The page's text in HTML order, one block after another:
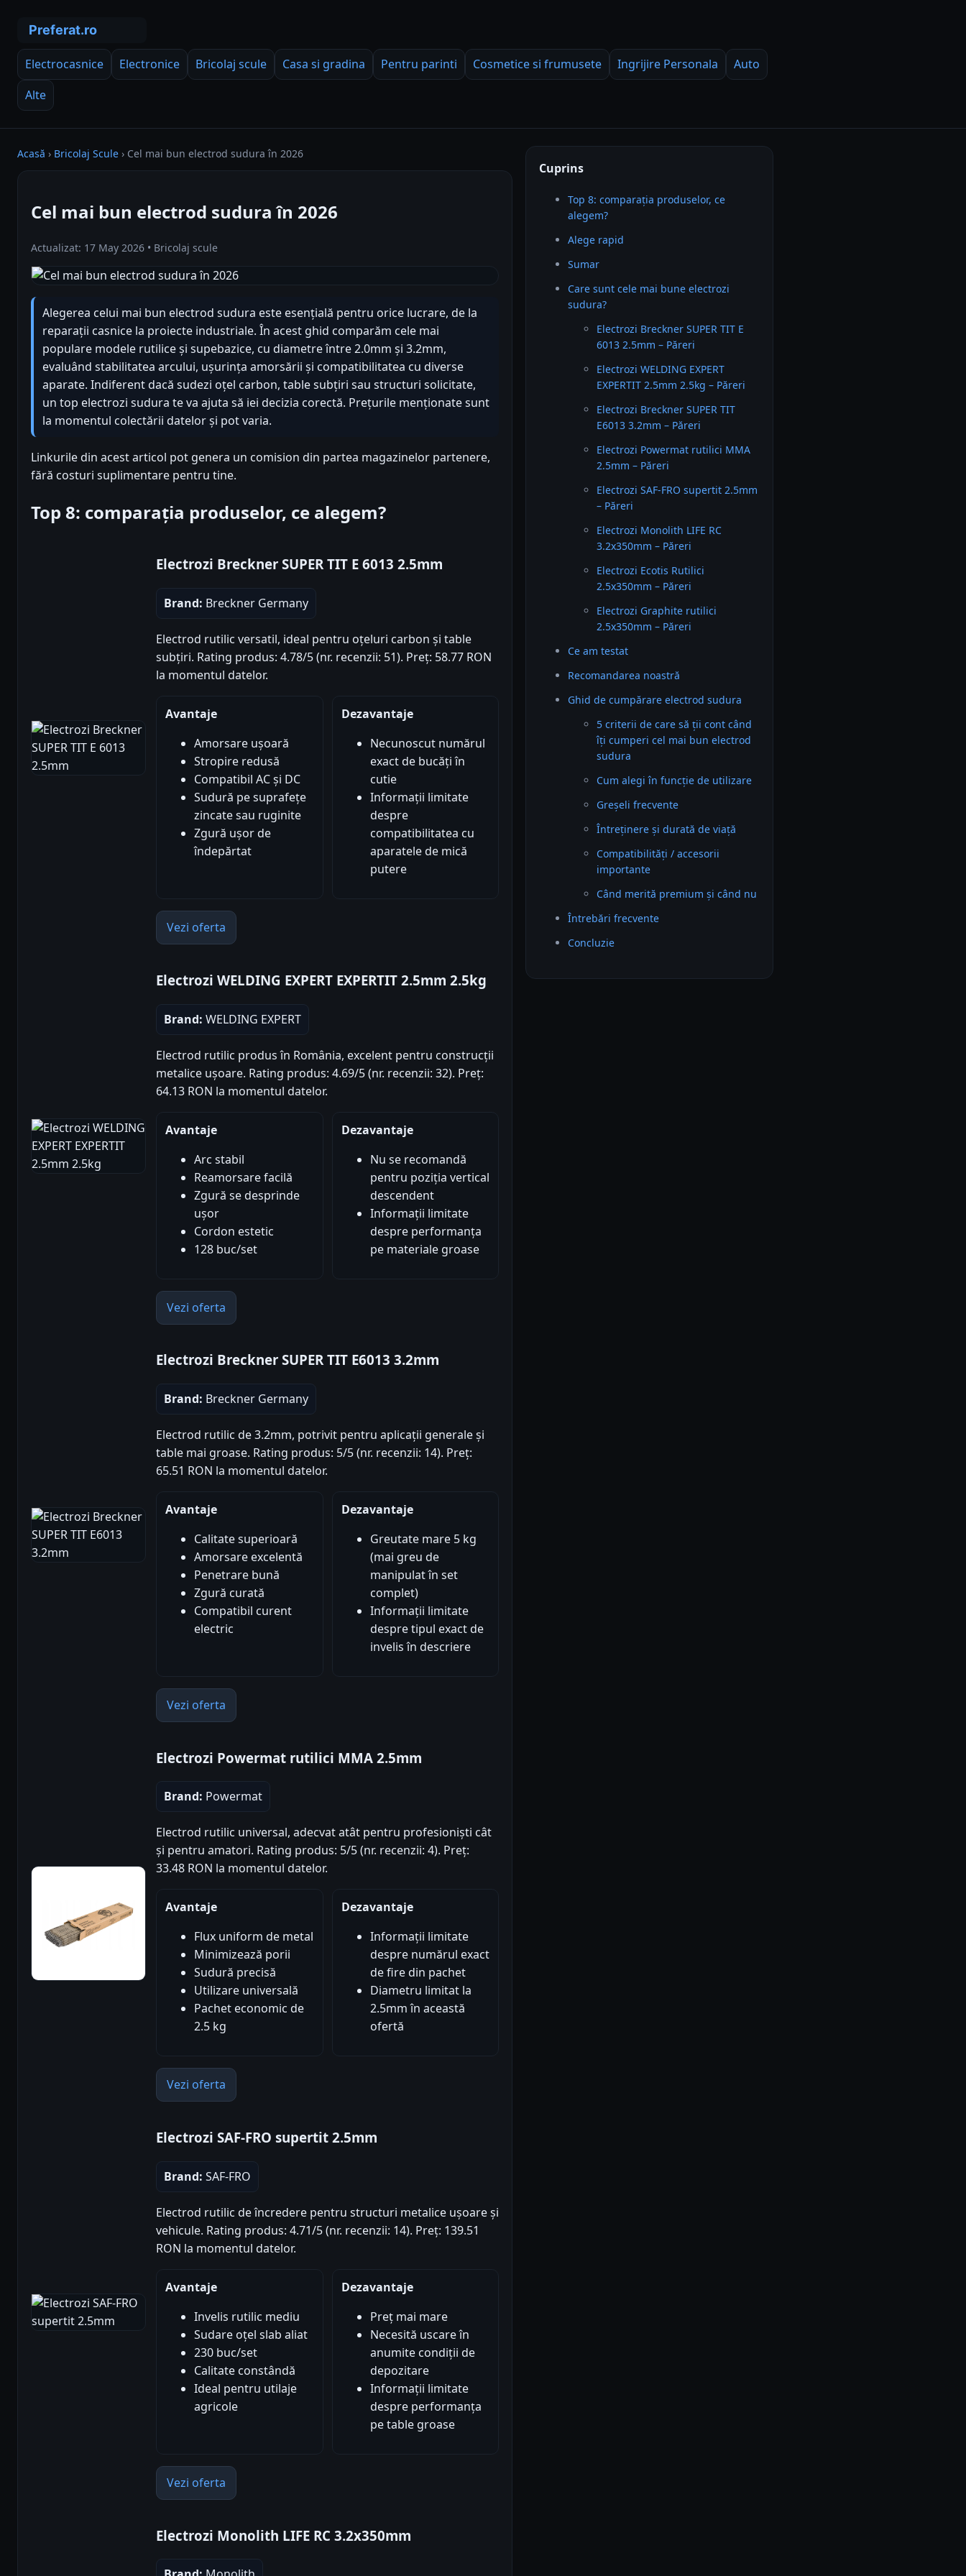
Electrocasnice Electronice Bricolaj scule Casa si gradina Pentru parinti Cosmetice si frumusete Ingrijire Personala
Auto
Alte
Acasă › Bricolaj Scule › Cel mai bun electrod sudura în 2026
Cel mai bun electrod sudura în 2026
Actualizat: 17 May 2026 • Bricolaj scule
Alegerea celui mai bun electrod sudura este esențială pentru orice lucrare, de la
reparații casnice la proiecte industriale. În acest ghid comparăm cele mai
populare modele rutilice și supebazice, cu diametre între 2.0mm și 3.2mm,
evaluând stabilitatea arcului, ușurința amorsării și compatibilitatea cu diverse
aparate. Indiferent dacă sudezi oțel carbon, table subțiri sau structuri solicitate,
un top electrozi sudura te va ajuta să iei decizia corectă. Prețurile menționate sunt
la momentul colectării datelor și pot varia.
Linkurile din acest articol pot genera un comision din partea magazinelor partenere,
fără costuri suplimentare pentru tine.
Top 8: comparația produselor, ce alegem?
Electrozi Breckner SUPER TIT E 6013 2.5mm
Brand: Breckner Germany
Electrod rutilic versatil, ideal pentru oțeluri carbon și table
subțiri. Rating produs: 4.78/5 (nr. recenzii: 51). Preț: 58.77 RON
la momentul datelor.
Avantaje
Amorsare ușoară
Stropire redusă
Compatibil AC și DC
Sudură pe suprafețe
zincate sau ruginite
Zgură ușor de
îndepărtat
Dezavantaje
Necunoscut numărul
exact de bucăți în
cutie
Informații limitate
despre
compatibilitatea cu
aparatele de mică
putere
Vezi oferta
Electrozi WELDING EXPERT EXPERTIT 2.5mm 2.5kg
Brand: WELDING EXPERT
Electrod rutilic produs în România, excelent pentru construcții
metalice ușoare. Rating produs: 4.69/5 (nr. recenzii: 32). Preț:
64.13 RON la momentul datelor.
Avantaje
Arc stabil
Reamorsare facilă
Zgură se desprinde
ușor
Cordon estetic
128 buc/set
Dezavantaje
Nu se recomandă
pentru poziția vertical
descendent
Informații limitate
despre performanța
pe materiale groase
Vezi oferta
Electrozi Breckner SUPER TIT E6013 3.2mm
Brand: Breckner Germany
Electrod rutilic de 3.2mm, potrivit pentru aplicații generale și
table mai groase. Rating produs: 5/5 (nr. recenzii: 14). Preț:
65.51 RON la momentul datelor.
Avantaje
Calitate superioară
Amorsare excelentă
Penetrare bună
Zgură curată
Compatibil curent
electric
Dezavantaje
Greutate mare 5 kg
(mai greu de
manipulat în set
complet)
Informații limitate
despre tipul exact de
invelis în descriere
Vezi oferta
Electrozi Powermat rutilici MMA 2.5mm
Brand: Powermat
Electrod rutilic universal, adecvat atât pentru profesioniști cât
și pentru amatori. Rating produs: 5/5 (nr. recenzii: 4). Preț:
33.48 RON la momentul datelor.
Avantaje
Flux uniform de metal
Minimizează porii
Sudură precisă
Utilizare universală
Pachet economic de
2.5 kg
Dezavantaje
Informații limitate
despre numărul exact
de fire din pachet
Diametru limitat la
2.5mm în această
ofertă
Vezi oferta
Electrozi SAF-FRO supertit 2.5mm
Brand: SAF-FRO
Electrod rutilic de încredere pentru structuri metalice ușoare și
vehicule. Rating produs: 4.71/5 (nr. recenzii: 14). Preț: 139.51
RON la momentul datelor.
Avantaje
Invelis rutilic mediu
Sudare oțel slab aliat
230 buc/set
Calitate constândă
Ideal pentru utilaje
agricole
Dezavantaje
Preț mai mare
Necesită uscare în
anumite condiții de
depozitare
Informații limitate
despre performanța
pe table groase
Vezi oferta
Electrozi Monolith LIFE RC 3.2x350mm
Cuprins
Top 8: comparația produselor, ce
alegem?
Alege rapid
Sumar
Care sunt cele mai bune electrozi
sudura?
Electrozi Breckner SUPER TIT E
6013 2.5mm – Păreri
Electrozi WELDING EXPERT
EXPERTIT 2.5mm 2.5kg – Păreri
Electrozi Breckner SUPER TIT
E6013 3.2mm – Păreri
Electrozi Powermat rutilici MMA
2.5mm – Păreri
Electrozi SAF-FRO supertit 2.5mm
– Păreri
Electrozi Monolith LIFE RC
3.2x350mm – Păreri
Electrozi Ecotis Rutilici
2.5x350mm – Păreri
Electrozi Graphite rutilici
2.5x350mm – Păreri
Ce am testat
Recomandarea noastră
Ghid de cumpărare electrod sudura
5 criterii de care să ții cont când
îți cumperi cel mai bun electrod
sudura
Cum alegi în funcție de utilizare
Greșeli frecvente
Întreținere și durată de viață
Compatibilități / accesorii
importante
Când merită premium și când nu
Întrebări frecvente
Concluzie